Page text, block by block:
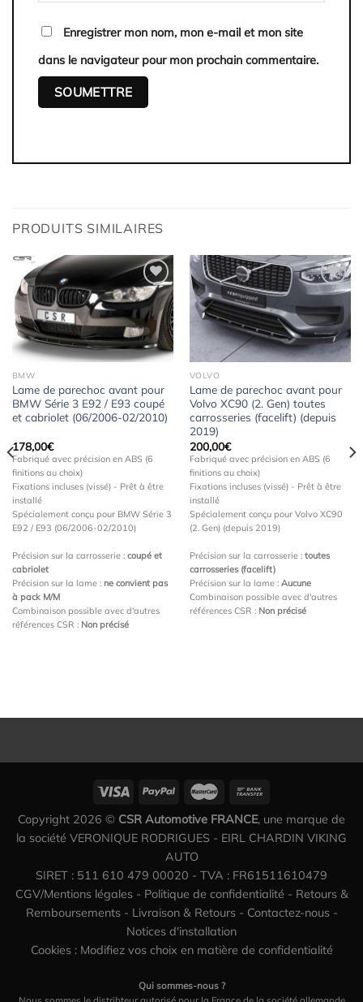
Enregistrer mon nom, mon e-mail et mon site
dans le navigateur pour mon prochain commentaire.
PRODUITS SIMILAIRES
Ajouter
à la
wishlist
BMW
Lame de parechoc avant pour
BMW Série 3 E92 / E93 coupé
et cabriolet (06/2006-02/2010)
178,00€
Fabriqué avec précision en ABS (6
finitions au choix)
Fixations incluses (vissé) - Prêt à être
installé
Spécialement conçu pour BMW Série 3
E92 / E93 (06/2006-02/2010)
Précision sur la carrosserie : coupé et
cabriolet
Précision sur la lame : ne convient pas
à pack M/M
Combinaison possible avec d'autres
références CSR : Non précisé
Ajouter
à la
wishlist
VOLVO
Lame de parechoc avant pour
Volvo XC90 (2. Gen) toutes
carrosseries (facelift) (depuis
2019)
200,00€
Fabriqué avec précision en ABS (6
finitions au choix)
Fixations incluses (vissé) - Prêt à être
installé
Spécialement conçu pour Volvo XC90
(2. Gen) (depuis 2019)
Précision sur la carrosserie : toutes
carrosseries (facelift)
Précision sur la lame : Aucune
Combinaison possible avec d'autres
références CSR : Non précisé
Copyright 2026 © CSR Automotive FRANCE, une marque de
la société VERONIQUE RODRIGUES - EIRL CHARDIN VIKING
AUTO
SIRET : 511 610 479 00020 - TVA : FR61511610479
CGV/Mentions légales- Politique de confidentialité - Retours &
Remboursements- Livraison & Retours- Contactez-nous-
Notices d'installation
Cookies : Modifiez vos choix en matière de confidentialité
Qui sommes-nous ?